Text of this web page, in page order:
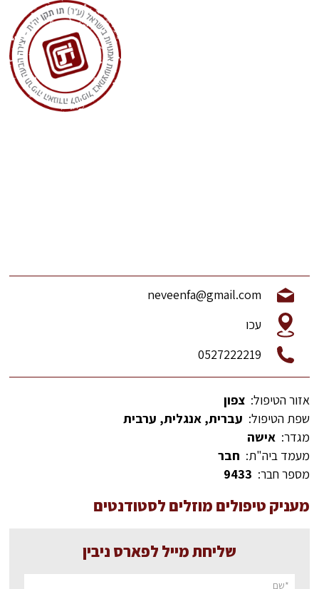
neveenfa@gmail.com
עכו
0527222219
אזור הטיפול: צפון
שפת הטיפול: עברית, אנגלית, ערבית
מגדר: אישה
מעמד ביה"ת: חבר
מספר חבר: 9433
מעניק טיפולים מוזלים לסטודנטים
שליחת מייל לפארס ניבין